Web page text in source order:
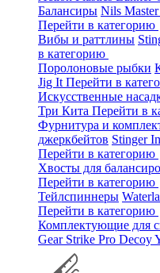
Балансиры Nils Master
Перейти в категорию
Вибы и раттлины
в категорию
Поролоновые рыбки
Jig It Перейти в
Искусственные
Три Кита Перейти в
Фурнитура и
джеркбейтов Stinger
Перейти в категорию
Хвосты для
Перейти в категорию
Тейлспиннеры
Перейти в категорию
Комплектующие для
Gear Strike Pro Decoy